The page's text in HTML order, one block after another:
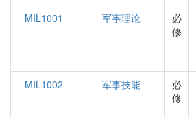
MIL1001
军事理论
必
修
MIL1002
军事技能
必
修